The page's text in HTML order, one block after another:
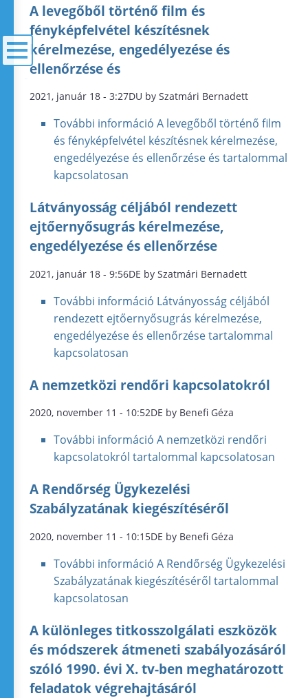
A levegőből történő film és
fényképfelvétel készítésnek
kérelmezése, engedélyezése és
ellenőrzése és
2021, január 18 - 3:27DU by Szatmári Bernadett
További információ A levegőből történő film
és fényképfelvétel készítésnek kérelmezése,
engedélyezése és ellenőrzése és tartalommal
kapcsolatosan
Látványosság céljából rendezett
ejtőernyősugrás kérelmezése,
engedélyezése és ellenőrzése
2021, január 18 - 9:56DE by Szatmári Bernadett
További információ Látványosság céljából
rendezett ejtőernyősugrás kérelmezése,
engedélyezése és ellenőrzése tartalommal
kapcsolatosan
A nemzetközi rendőri kapcsolatokról
2020, november 11 - 10:52DE by Benefi Géza
További információ A nemzetközi rendőri
kapcsolatokról tartalommal kapcsolatosan
A Rendőrség Ügykezelési
Szabályzatának kiegészítéséről
2020, november 11 - 10:15DE by Benefi Géza
További információ A Rendőrség Ügykezelési
Szabályzatának kiegészítéséről tartalommal
kapcsolatosan
A különleges titkosszolgálati eszközök
és módszerek átmeneti szabályozásáról
szóló 1990. évi X. tv-ben meghatározott
feladatok végrehajtásáról